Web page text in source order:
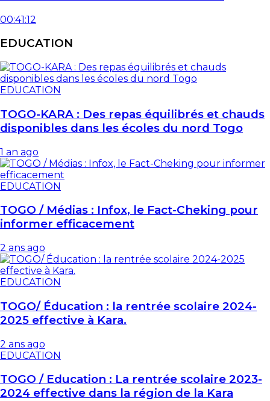
00:41:12
EDUCATION
EDUCATION
TOGO-KARA : Des repas équilibrés et chauds
disponibles dans les écoles du nord Togo
1 an ago
EDUCATION
TOGO / Médias : Infox, le Fact-Cheking pour
informer efficacement
2 ans ago
EDUCATION
TOGO/ Éducation : la rentrée scolaire 2024-
2025 effective à Kara.
2 ans ago
EDUCATION
TOGO / Education : La rentrée scolaire 2023-
2024 effective dans la région de la Kara